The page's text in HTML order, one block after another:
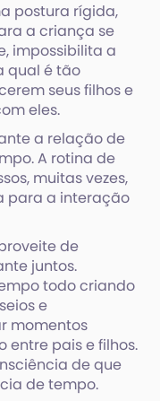
postura rígida,
a criança se
impossibilita a
qual é tão
seus filhos e
eles.
a relação de
A rotina de
muitas vezes,
para a interação
de
juntos.
todo criando
e
momentos
entre pais e filhos.
de que
de tempo.